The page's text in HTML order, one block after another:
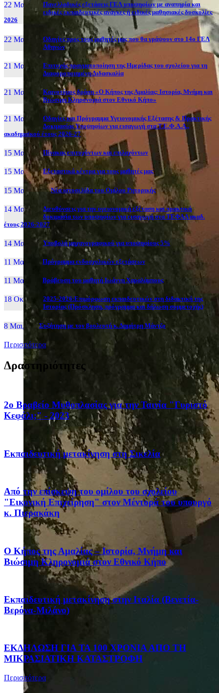
22 Μαι, 26
Πανελλαδικές εξετάσεις ΓΕΛ υποψηφίων με αναπηρία και
ειδικές εκπαιδευτικές ανάγκες ή ειδικές μαθησιακές δυσκολίες
2026
22 Μαι, 26
Οδηγίες προς τους μαθητές μας που θα γράψουν στο 14ο ΓΕΛ
Αθηνών
21 Μαι, 26
Επιτυχής πραγματοποίηση της Ημερίδας του σχολείου για τη
Διαφοροποιημένη Διδασκαλία
21 Μαι, 26
Καινοτόμος δράση «Ο Κήπος της Αμαλίας: Ιστορία, Μνήμη και
Βιώσιμη Κληρονομιά στον Εθνικό Κήπο»
21 Μαι, 26
Οδηγίες και Πρόγραμμα Υγειονομικής Εξέτασης & Πρακτικής
Δοκιμασίας Υποψηφίων για εισαγωγή στα Τ.Ε.Φ.Α.Α.,
ακαδημαϊκού έτους 2026-27
15 Μαι, 26 Πίνακας επιτυχόντων και επιλαχόντων
15 Μαι, 26 Εξεταστικά κέντρα για τους μαθητές μας
15 Μαι, 2026 Νέα ιστοσελίδα του Ομίλου Ρητορικής
14 Μαι, 26
Διευθύνσεις για την υγειονομική εξέταση και πρακτική
δοκιμασία των υποψηφίων για εισαγωγή στα ΤΕΦΑΑ ακαδ.
έτους 2026-2027
14 Μαι, 26 Yποβολή μηχανογραφικού για υποψηφίους 5%
11 Μαι, 26 Πρόγραμμα ενδοσχολικών εξετάσεων
11 Μαι, 26 Βράβευση του μαθητή Ιωάννη Χαραλάμπους
18 Οκτ, 25
2025-2026:Επιμόρφωση εκπαιδευτικών στη διδακτική της
Ιστορίας (Πρόσκληση, πρόγραμμα και δήλωση συμμετοχής)
8 Μαι, 26 Συζήτηση με τον βουλευτή κ. Δημήτρη Μάντζο
Περισσότερα
Δραστηριότητες
2ο Βραβείο Μυθοπλασίας για την Ταινία "Γυριστό
Κεφάλι;" - 2023
Eκπαιδευτική μετακίνηση στη Σικελία
Από την επίσκεψη του ομίλου του σχολείου
"Εικονική Επιχείρηση" στον Μέντορά του υπουργό
κ. Πιερακάκη
Ο Κήπος της Αμαλίας – Ιστορία, Μνήμη και
Βιώσιμη Κληρονομιά στον Εθνικό Κήπο
Eκπαιδευτική μετακίνηση στην Ιταλία (Βενετία-
Βερόνα-Μιλάνο)
ΕΚΔΗΛΩΣΗ ΓΙΑ ΤΑ 100 ΧΡΟΝΙΑ ΑΠΟ ΤΗ
ΜΙΚΡΑΣΙΑΤΙΚΗ ΚΑΤΑΣΤΡΟΦΗ
Περισσότερα